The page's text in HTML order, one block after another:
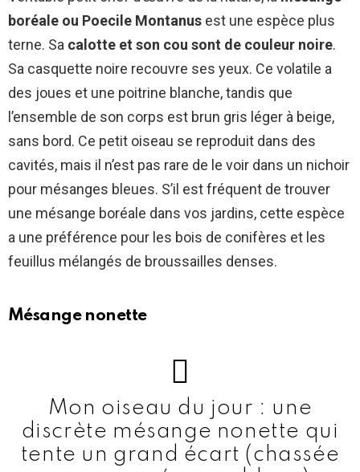
boréale ou Poecile Montanus est une espèce plus
terne. Sa calotte et son cou sont de couleur noire.
Sa casquette noire recouvre ses yeux. Ce volatile a
des joues et une poitrine blanche, tandis que
l’ensemble de son corps est brun gris léger à beige,
sans bord. Ce petit oiseau se reproduit dans des
cavités, mais il n’est pas rare de le voir dans un nichoir
pour mésanges bleues. S’il est fréquent de trouver
une mésange boréale dans vos jardins, cette espèce
a une préférence pour les bois de conifères et les
feuillus mélangés de broussailles denses.
Mésange nonette
Mon oiseau du jour : une
discrète mésange nonette qui
tente un grand écart (chassée